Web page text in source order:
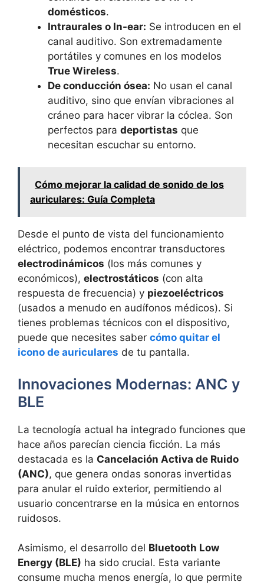
domésticos.
Intraurales o In-ear: Se introducen en el
canal auditivo. Son extremadamente
portátiles y comunes en los modelos
True Wireless.
De conducción ósea: No usan el canal
auditivo, sino que envían vibraciones al
cráneo para hacer vibrar la cóclea. Son
perfectos para deportistas que
necesitan escuchar su entorno.
Cómo mejorar la calidad de sonido de los
auriculares: Guía Completa
Desde el punto de vista del funcionamiento
eléctrico, podemos encontrar transductores
electrodinámicos (los más comunes y
económicos), electrostáticos (con alta
respuesta de frecuencia) y piezoeléctricos
(usados a menudo en audífonos médicos). Si
tienes problemas técnicos con el dispositivo,
puede que necesites saber cómo quitar el
icono de auriculares de tu pantalla.
Innovaciones Modernas: ANC y
BLE
La tecnología actual ha integrado funciones que
hace años parecían ciencia ficción. La más
destacada es la Cancelación Activa de Ruido
(ANC), que genera ondas sonoras invertidas
para anular el ruido exterior, permitiendo al
usuario concentrarse en la música en entornos
ruidosos.
Asimismo, el desarrollo del Bluetooth Low
Energy (BLE) ha sido crucial. Esta variante
consume mucha menos energía, lo que permite